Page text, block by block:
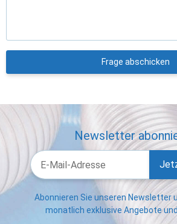
Frage abschicken
Newsletter
Abonnieren Sie unseren Newsletter
monatlich exklusive Angebote